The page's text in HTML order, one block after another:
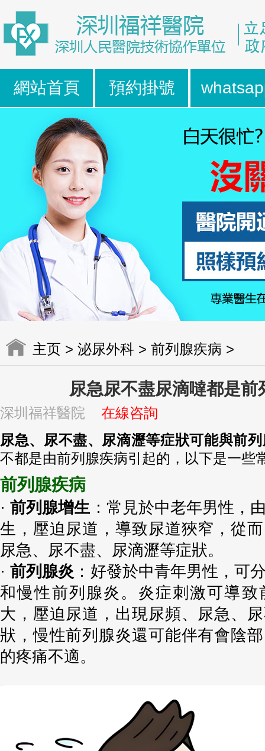
網站首頁 預約掛號
主页 > 泌尿外科 > 前列腺疾病 >
尿急尿不盡尿滴噠都是前
深圳福祥醫院
在線咨詢
尿急、尿不盡、尿滴瀝等症狀可能與前
不都是由前列腺疾病引起的，以下是一些
前列腺疾病
·前列腺增生 ：常見於中老年男性，
生，壓迫尿道，導致尿道狹窄，從
尿急、尿不盡、尿滴瀝等症狀。
·前列腺炎 ：好發於中青年男性，可
和慢性前列腺炎。炎症刺激可導致
大，壓迫尿道，出現尿頻、尿急、
狀，慢性前列腺炎還可能伴有會陰
的疼痛不適。